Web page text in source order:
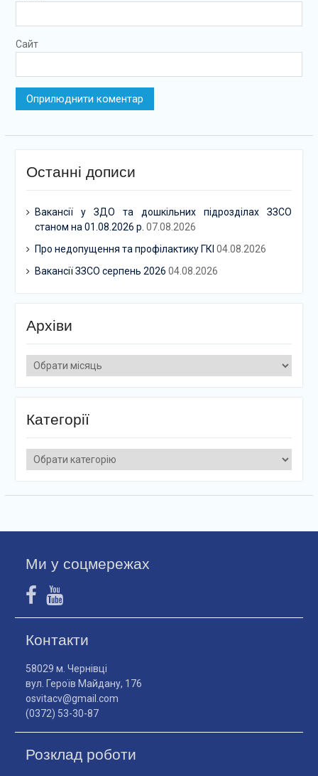
Сайт
Останні дописи
Вакансії у ЗДО та дошкільних підрозділах ЗЗСО
станом на 01.08.2026 р. 07.08.2026
Про недопущення та профілактику ГКІ 04.08.2026
Вакансії ЗЗСО серпень 2026 04.08.2026
Архіви
Архіви
Категорії
Категорії
Ми у соцмережах
Контакти
58029 м. Чернівці
вул. Героїв Майдану, 176
osvitacv@gmail.com
(0372) 53-30-87
Розклад роботи